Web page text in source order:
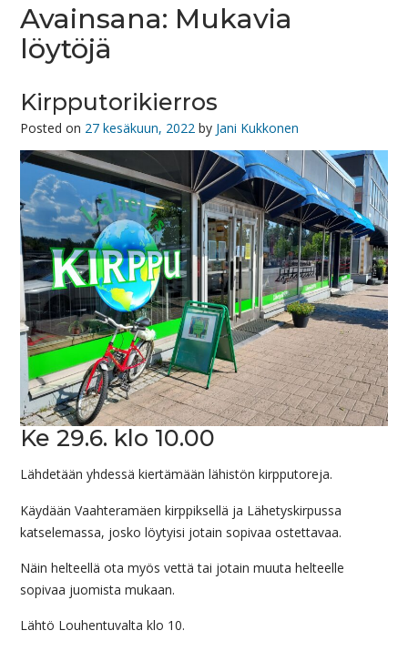
Avainsana: Mukavia
löytöjä
Kirpputorikierros
Posted on 27 kesäkuun, 2022 by Jani Kukkonen
Ke 29.6. klo 10.00
Lähdetään yhdessä kiertämään lähistön kirpputoreja.
Käydään Vaahteramäen kirppiksellä ja Lähetyskirpussa
katselemassa, josko löytyisi jotain sopivaa ostettavaa.
Näin helteellä ota myös vettä tai jotain muuta helteelle
sopivaa juomista mukaan.
Lähtö Louhentuvalta klo 10.